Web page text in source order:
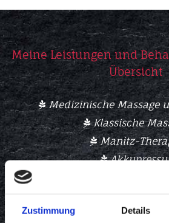
Zustimmung Details
Meine Leistungen und
Übersicht
Medizinische Massage
Klassische
Manitz-

Therapiebegleitende
Fußpflege
Humane